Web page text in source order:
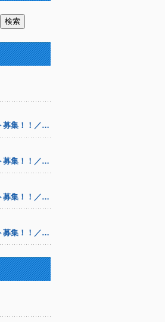
警備アルバイト•パート募集！！／八尾市•東大阪 市にて／中高年シニア多数在籍／通信設備工事の警備
警備アルバイト•パート募集！！／八尾市•東大阪市にて／中高年シニア多数在籍 ／通信設備工事の警備
警備アルバイト•パート募集！！／八尾市•東大阪市にて／中高年シニア多数在籍 ／通信設備工事の警備
警備アルバイト•パート募集！！／八尾市•東大阪市にて／中高年シニア多数在籍 ／通信設備工事の警備